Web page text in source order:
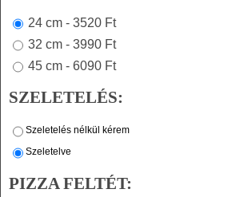
24 cm - 3520 Ft
32 cm - 3990 Ft
45 cm - 6090 Ft
SZELETELÉS:
Szeletelés nélkül kérem
Szeletelve
PIZZA FELTÉT: